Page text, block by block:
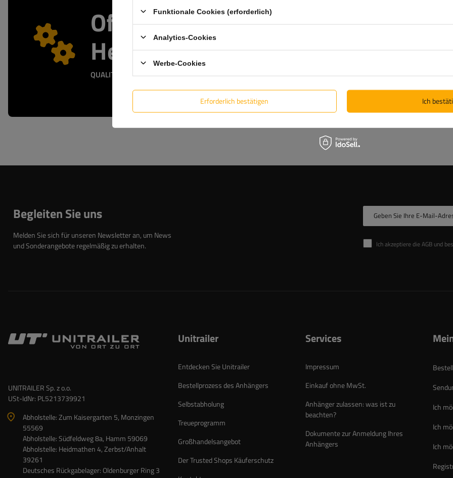
Offizieller
Herstellershop
QUALITÄTS- UND ECHTHEITSGARANTIE
erhalten garantiert
Anhänger selbst entwickeln
Support und ständigen Zugriff
Begleiten Sie uns
Melden Sie sich für unseren Newsletter an, um News
und Sonderangebote regelmäßig zu erhalten.
Geben Sie Ihre E-Mail-
Ich akzeptiere die AGB und
UNITRAILER Sp. z o.o.
USt-IdNr: PL5213739921
Abholstelle: Zum Kaisergarten 5, Monzingen
55569
Abholstelle: Südfeldweg 8a, Hamm 59069
Abholstelle: Heidmathen 4, Zerbst/Anhalt
39261
Deutsches Rückgabelager: Oldenburger Ring 3
Unitrailer
Entdecken Sie Unitrailer
Bestellprozess des Anhängers
Selbstabholung
Treueprogramm
Großhandelsangebot
Der Trusted Shops Käuferschutz
Services
Impressum
Einkauf ohne MwSt.
Anhänger zulassen: was ist zu
beachten?
Dokumente zur Anmeldung Ihres
Anhängers
Ich
Ich
Ich
Funktionale Cookies (erforderlich)
Analytics-Cookies
Werbe-Cookies
Erforderlich bestätigen Ich